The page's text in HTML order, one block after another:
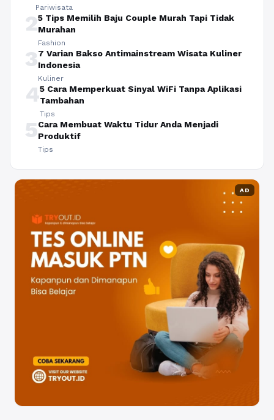
Pariwisata
25 Tips Memilih Baju Couple Murah Tapi Tidak
Murahan
Fashion
37 Varian Bakso Antimainstream Wisata Kuliner
Indonesia
Kuliner
45 Cara Memperkuat Sinyal WiFi Tanpa Aplikasi
Tambahan
Tips
5Cara Membuat Waktu Tidur Anda Menjadi
Produktif
Tips
AD